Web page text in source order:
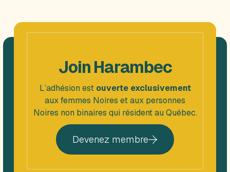
Join Harambec
L’adhésion est ouverte exclusivement
aux femmes Noires et aux personnes
Noires non binaires qui résident au Québec.
Devenez membre